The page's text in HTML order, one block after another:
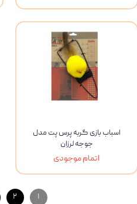
اسباب بازی گربه پرس پت مدل
جوجه لرزان
اتمام موجودی
۱ ۲